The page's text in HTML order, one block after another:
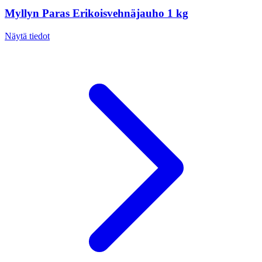
Myllyn Paras Erikoisvehnäjauho 1 kg
Näytä tiedot